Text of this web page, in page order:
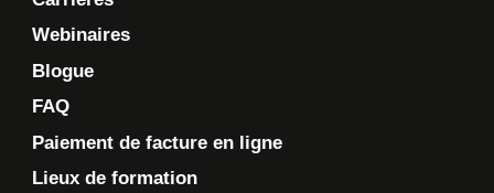
Webinaires
Blogue
FAQ
Paiement de facture en ligne
Lieux de formation